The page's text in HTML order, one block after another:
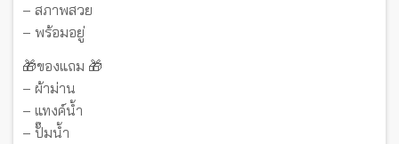
– สภาพสวย
– พร้อมอยู่
🎁ของแถม 🎁
– ผ้าม่าน
– แทงค์น้ำ
– ปั๊มน้ำ